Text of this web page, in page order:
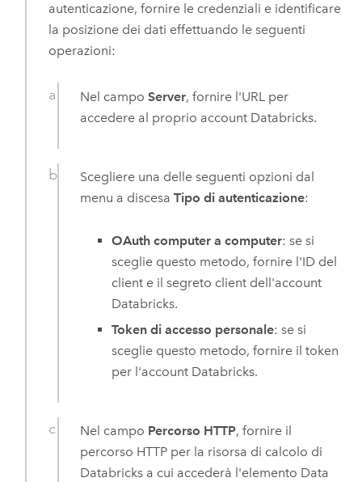
autenticazione, fornire le credenziali e identificare
la posizione dei dati effettuando le seguenti
operazioni:
Nel campoServer, fornire l'URL per
accedere al proprio account Databricks.
Scegliere una delle seguenti opzioni dal
menu a discesaTipo di autenticazione:
OAuth computer a computer: se si
sceglie questo metodo, fornire l'ID del
client e il segreto client dell'account
Databricks.
Token di accesso personale: se si
sceglie questo metodo, fornire il token
per l'account Databricks.
Nel campo Percorso HTTP, fornire il
percorso HTTP per la risorsa di calcolo di
Databricks a cui accederà l'elemento Data